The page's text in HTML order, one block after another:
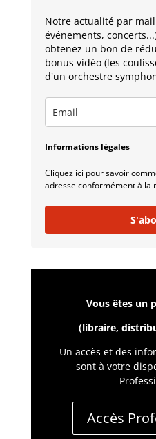
Notre actualité par
événements,
obtenez un bon de
bonus vidéo (les
d'un orchestre
Informations légales
Cliquez ici pour savoir
adresse conformément à la
Vous êtes un
(libraire,
Un accès et des
sont à votre
Accès